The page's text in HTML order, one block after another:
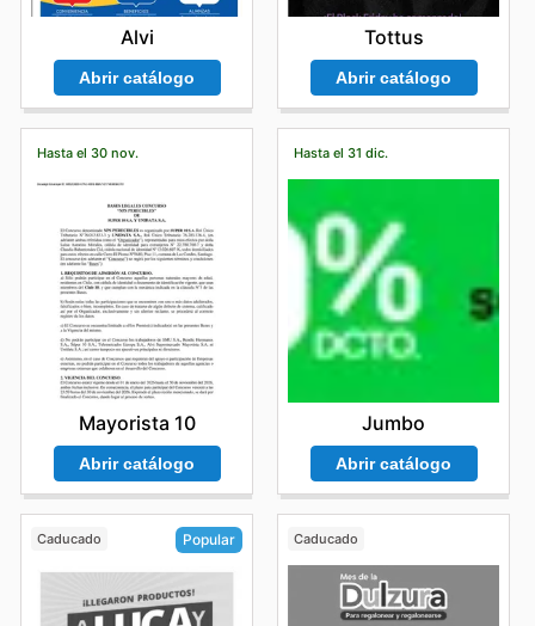
Alvi
Abrir catálogo
Tottus
Abrir catálogo
Hasta el 30 nov.
Mayorista 10
Abrir catálogo
Hasta el 31 dic.
Jumbo
Abrir catálogo
Caducado Popular Caducado